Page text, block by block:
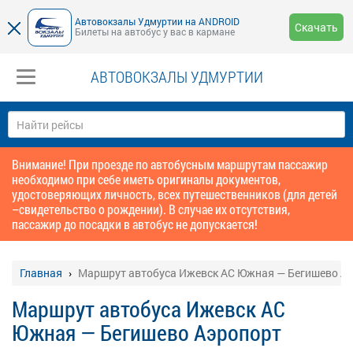
Автовокзалы Удмуртии на ANDROID
Билеты на автобус у вас в кармане
Скачать
АВТОВОКЗАЛЫ УДМУРТИИ
Внимание! При проезде по автобусным маршрутам пассажир
необходимо при себе иметь оригиналы документов,
удостоверяющих личность, всех путешественников (для детей
–свидетельство о рождении). В случае их отсутствия,
пассажир до посадки в автобус не допускается!
Главная Маршрут автобуса Ижевск АС Южная — Бегишево
Маршрут автобуса Ижевск АС
Южная — Бегишево Аэропорт